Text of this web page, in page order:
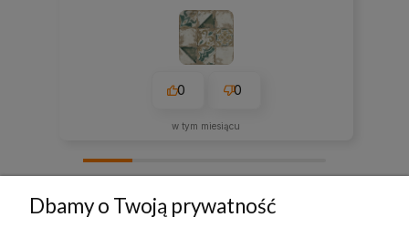
0 0
w tym miesiącu
Dbamy o Twoją prywatność